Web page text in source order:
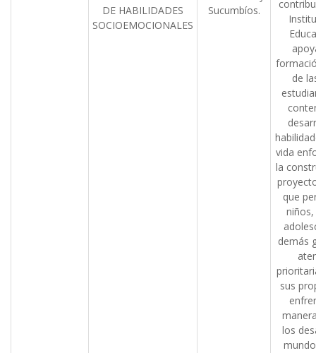
DE HABILIDADES
SOCIOEMOCIONALES
Sucumbíos.
de
vida
la
que
demás
sus
los